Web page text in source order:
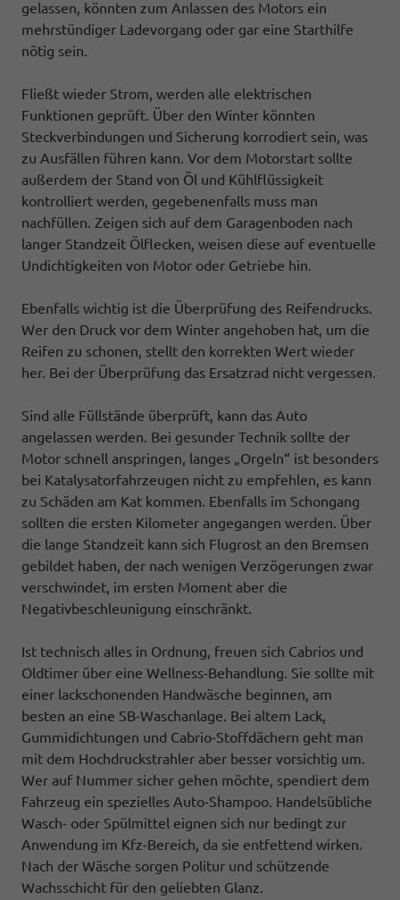
gelassen, könnten zum Anlassen des Motors ein
mehrstündiger Ladevorgang oder gar eine Starthilfe
nötig sein.
Fließt wieder Strom, werden alle elektrischen
Funktionen geprüft. Über den Winter könnten
Steckverbindungen und Sicherung korrodiert sein, was
zu Ausfällen führen kann. Vor dem Motorstart sollte
außerdem der Stand von Öl und Kühlflüssigkeit
kontrolliert werden, gegebenenfalls muss man
nachfüllen. Zeigen sich auf dem Garagenboden nach
langer Standzeit Ölflecken, weisen diese auf eventuelle
Undichtigkeiten von Motor oder Getriebe hin.
Ebenfalls wichtig ist die Überprüfung des Reifendrucks.
Wer den Druck vor dem Winter angehoben hat, um die
Reifen zu schonen, stellt den korrekten Wert wieder
her. Bei der Überprüfung das Ersatzrad nicht vergessen.
Sind alle Füllstände überprüft, kann das Auto
angelassen werden. Bei gesunder Technik sollte der
Motor schnell anspringen, langes „Orgeln“ ist besonders
bei Katalysatorfahrzeugen nicht zu empfehlen, es kann
zu Schäden am Kat kommen. Ebenfalls im Schongang
sollten die ersten Kilometer angegangen werden. Über
die lange Standzeit kann sich Flugrost an den Bremsen
gebildet haben, der nach wenigen Verzögerungen zwar
verschwindet, im ersten Moment aber die
Negativbeschleunigung einschränkt.
Ist technisch alles in Ordnung, freuen sich Cabrios und
Oldtimer über eine Wellness-Behandlung. Sie sollte mit
einer lackschonenden Handwäsche beginnen, am
besten an eine SB-Waschanlage. Bei altem Lack,
Gummidichtungen und Cabrio-Stoffdächern geht man
mit dem Hochdruckstrahler aber besser vorsichtig um.
Wer auf Nummer sicher gehen möchte, spendiert dem
Fahrzeug ein spezielles Auto-Shampoo. Handelsübliche
Wasch- oder Spülmittel eignen sich nur bedingt zur
Anwendung im Kfz-Bereich, da sie entfettend wirken.
Nach der Wäsche sorgen Politur und schützende
Wachsschicht für den geliebten Glanz.